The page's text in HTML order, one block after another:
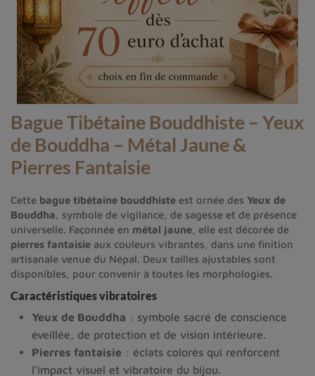
Bague Tibétaine Bouddhiste – Yeux
de Bouddha – Métal Jaune &
Pierres Fantaisie
Cette bague tibétaine bouddhiste est ornée des Yeux de
Bouddha , symbole de vigilance, de sagesse et de présence
universelle. Façonnée en métal jaune , elle est décorée de
pierres fantaisie aux couleurs vibrantes, dans une finition
artisanale venue du Népal. Deux tailles ajustables sont
disponibles, pour convenir à toutes les morphologies.
Caractéristiques vibratoires
Yeux de Bouddha : symbole sacré de conscience
éveillée, de protection et de vision intérieure.
Pierres fantaisie : éclats colorés qui renforcent
l’impact visuel et vibratoire du bijou.